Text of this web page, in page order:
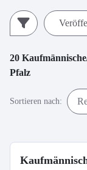
20
Pfalz
Sortieren nach: